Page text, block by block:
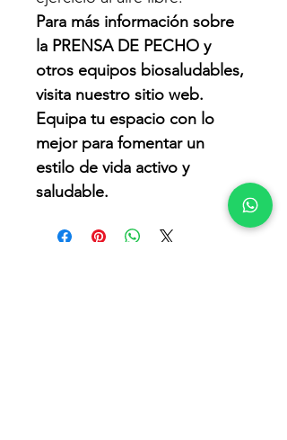
Para más información sobre
la PRENSA DE PECHO y
otros equipos biosaludables,
visita nuestro sitio web.
Equipa tu espacio con lo
mejor para fomentar un
estilo de vida activo y
saludable.